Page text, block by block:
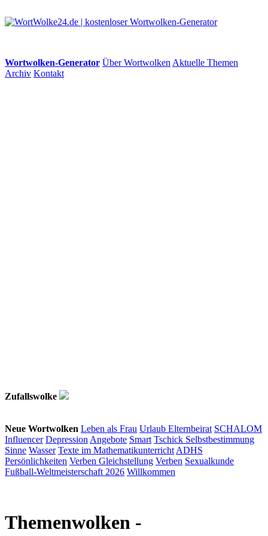
Wortwolken-Generator Über Wortwolken Aktuelle Themen
Archiv Kontakt
Zufallswolke
Neue Wortwolken Leben als Frau Urlaub Elternbeirat SCHALOM
Influencer Depression Angebote Smart Tschick Selbstbestimmung
Sinne Wasser Texte im Mathematikunterricht ADHS
Persönlichkeiten Verben Gleichstellung Verben Sexualkunde
Fußball-Weltmeisterschaft 2026 Willkommen
Themenwolken -